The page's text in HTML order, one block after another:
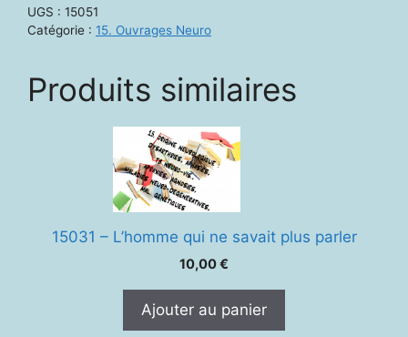
UGS : 15051
Catégorie : 15. Ouvrages Neuro
Produits similaires
15031 – L’homme qui ne savait plus parler
10,00€
Ajouter au panier